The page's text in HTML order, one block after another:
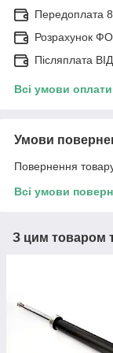
Передоплата
Розрахунок
Післяплата
Всі умови оплати
Умови
Повернення
Всі умови
З цим товаром